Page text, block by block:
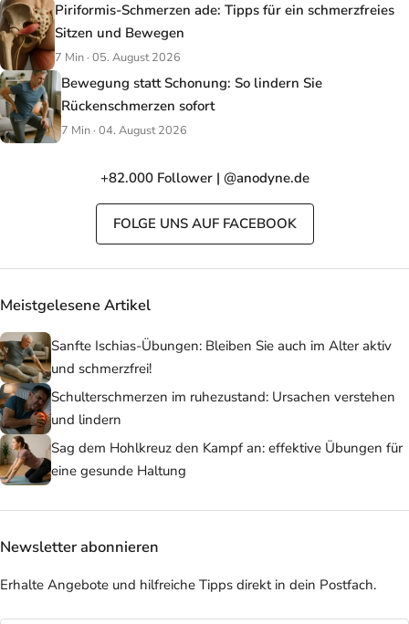
Piriformis-Schmerzen ade: Tipps für ein schmerzfreies
Sitzen und Bewegen
7 Min · 05. August 2026
Bewegung statt Schonung: So lindern Sie
Rückenschmerzen sofort
7 Min · 04. August 2026
+82.000 Follower | @anodyne.de
FOLGE UNS AUF FACEBOOK
Meistgelesene Artikel
Sanfte Ischias-Übungen: Bleiben Sie auch im Alter aktiv
und schmerzfrei!
Schulterschmerzen im ruhezustand: Ursachen verstehen
und lindern
Sag dem Hohlkreuz den Kampf an: effektive Übungen für
eine gesunde Haltung
Newsletter abonnieren
Erhalte Angebote und hilfreiche Tipps direkt in dein Postfach.